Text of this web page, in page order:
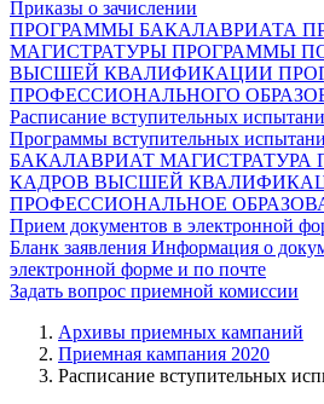
Приказы о зачислении
ПРОГРАММЫ БАКАЛАВРИАТА
МАГИСТРАТУРЫ ПРОГРАММЫ
ВЫСШЕЙ КВАЛИФИКАЦИИ
ПРОФЕССИОНАЛЬНОГО
Расписание вступительных
Программы вступительных
БАКАЛАВРИАТ МАГИСТРАТУРА
КАДРОВ ВЫСШЕЙ
ПРОФЕССИОНАЛЬНОЕ
Прием документов в электронной
Бланк заявления Информация о
электронной форме и по почте
Задать вопрос приемной комиссии
Архивы приемных кампаний
Приемная кампания 2020
Расписание вступительных